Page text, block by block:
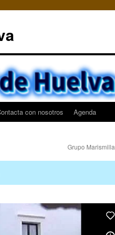
con nosotros Agenda
Grupo Marismilla